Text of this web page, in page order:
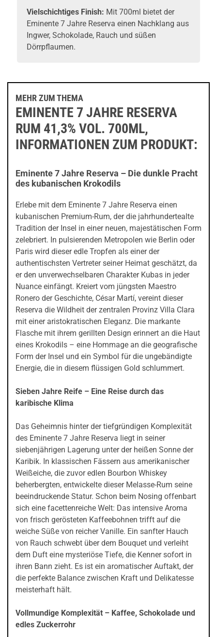
Vielschichtiges Finish: Mit 700ml bietet der
Eminente 7 Jahre Reserva einen Nachklang aus
Ingwer, Schokolade, Rauch und süßen
Dörrpflaumen.
MEHR ZUM THEMA
EMINENTE 7 JAHRE RESERVA
RUM 41,3% VOL. 700ML,
INFORMATIONEN ZUM PRODUKT:
Eminente 7 Jahre Reserva – Die dunkle Pracht
des kubanischen Krokodils
Erlebe mit dem Eminente 7 Jahre Reserva einen
kubanischen Premium-Rum, der die jahrhundertealte
Tradition der Insel in einer neuen, majestätischen Form
zelebriert. In pulsierenden Metropolen wie Berlin oder
Paris wird dieser edle Tropfen als einer der
authentischsten Vertreter seiner Heimat geschätzt, da
er den unverwechselbaren Charakter Kubas in jeder
Nuance einfängt. Kreiert vom jüngsten Maestro
Ronero der Geschichte, César Martí, vereint dieser
Reserva die Wildheit der zentralen Provinz Villa Clara
mit einer aristokratischen Eleganz. Die markante
Flasche mit ihrem gerillten Design erinnert an die Haut
eines Krokodils – eine Hommage an die geografische
Form der Insel und ein Symbol für die ungebändigte
Energie, die in diesem flüssigen Gold schlummert.
Sieben Jahre Reife – Eine Reise durch das
karibische Klima
Das Geheimnis hinter der tiefgründigen Komplexität
des Eminente 7 Jahre Reserva liegt in seiner
siebenjährigen Lagerung unter der heißen Sonne der
Karibik. In klassischen Fässern aus amerikanischer
Weißeiche, die zuvor edlen Bourbon Whiskey
beherbergten, entwickelte dieser Melasse-Rum seine
beeindruckende Statur. Schon beim Nosing offenbart
sich eine facettenreiche Welt: Das intensive Aroma
von frisch gerösteten Kaffeebohnen trifft auf die
weiche Süße von reicher Vanille. Ein sanfter Hauch
von Rauch schwebt über dem Bouquet und verleiht
dem Duft eine mysteriöse Tiefe, die Kenner sofort in
ihren Bann zieht. Es ist ein aromatischer Auftakt, der
die perfekte Balance zwischen Kraft und Delikatesse
meisterhaft hält.
Vollmundige Komplexität – Kaffee, Schokolade und
edles Zuckerrohr